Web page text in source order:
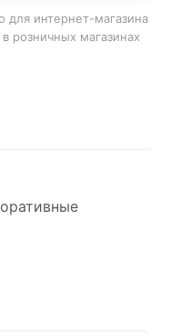
для интернет-магазина
розничных магазинах